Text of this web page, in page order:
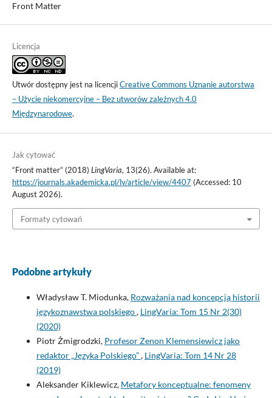
Front Matter
Licencja
Utwór dostępny jest na licencjiCreative Commons Uznanie autorstwa
– Użycie niekomercyjne – Bez utworów zależnych 4.0
Międzynarodowe.
Jak cytować
“Front matter” (2018) LingVaria, 13(26). Available at:
https://journals.akademicka.pl/lv/article/view/4407 (Accessed: 10
August 2026).
Formaty cytowań
Podobne artykuły
Władysław T. Miodunka, Rozważania nad koncepcją historii
językoznawstwa polskiego, LingVaria: Tom 15 Nr 2(30)
(2020)
Piotr Żmigrodzki, Profesor Zenon Klemensiewicz jako
redaktor „Języka Polskiego”, LingVaria: Tom 14 Nr 28
(2019)
Aleksander Kiklewicz, Metafory konceptualne: fenomeny